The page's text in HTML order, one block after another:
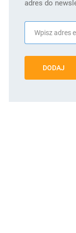
adres do
DODAJ